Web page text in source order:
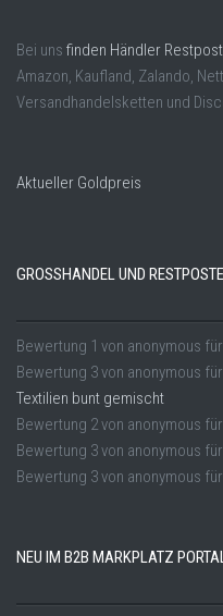
Bei uns finden Händler
Amazon, Kaufland, Zalando,
Versandhandelsketten und
Aktueller Goldpreis
GROSSHANDEL UND RESTPOSTEN
Bewertung 1 von anonymous für
Bewertung 3von anonymous für
Textilien bunt gemischt
Bewertung 2von anonymous für
Bewertung 3von anonymous für
Bewertung 3von anonymous für
NEU IM B2B MARKPLATZ PORTAL